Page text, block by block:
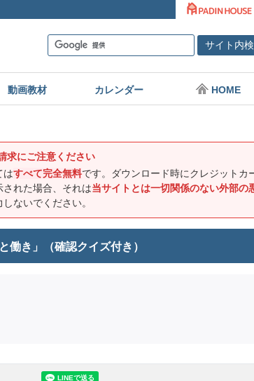
動画教材 カレンダー HOME
求にご注意ください
はすべて完全無料です。ダウンロード時にクレジットカ
された場合、それは当サイトとは一切関係のない外部の
ないでください。
働き」（確認クイズ付き）